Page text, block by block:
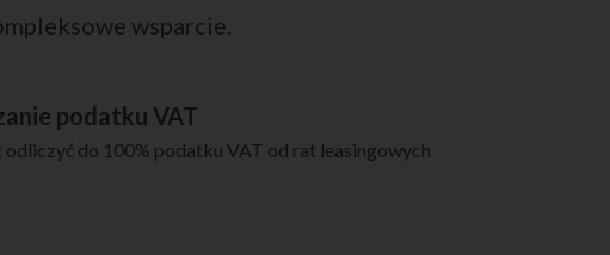
wsparcie.
podatku VAT
odliczyć do 100% podatku VAT od rat leasingowych